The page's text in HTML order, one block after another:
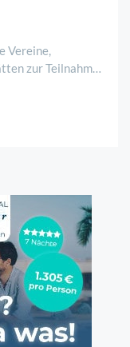
Vereine,
zur Teilnahme
der Höhep ..